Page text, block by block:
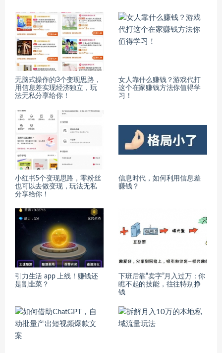
无脑式操作的3个变现思路，
用信息差实现经济独立，玩
法无私分享给你！
女人靠什么赚钱？游戏代打
这个在家赚钱方法你值得学
习！
小红书5个变现思路，零粉丝
也可以去做变现，玩法无私
分享给你！
信息时代，如何利用信息差
赚钱？
引力生活 app 上线！赚钱还
是割韭菜？
下班后靠“卖字”月入过万：你
瞧不起的技能，往往特别挣
钱